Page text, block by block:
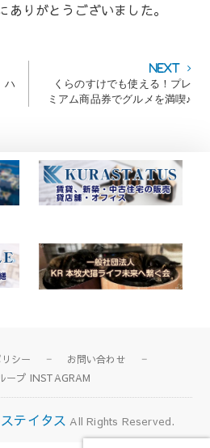
ありがとうございました。
ハ
Next
post:
くらのすけでも使える！プレ
ミアム商品券でグルメを満喫♪
シー
お問い合わせ
ープ INSTAGRAM
テイタス All Rights Reserved.